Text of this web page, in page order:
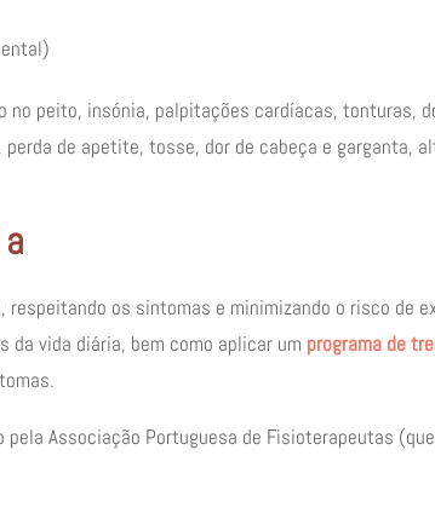
peito, insónia, palpitações cardíacas, tonturas,
de apetite, tosse, dor de cabeça e garganta,
os sintomas e minimizando o risco de
da vida diária, bem como aplicar um programa de
Associação Portuguesa de Fisioterapeutas